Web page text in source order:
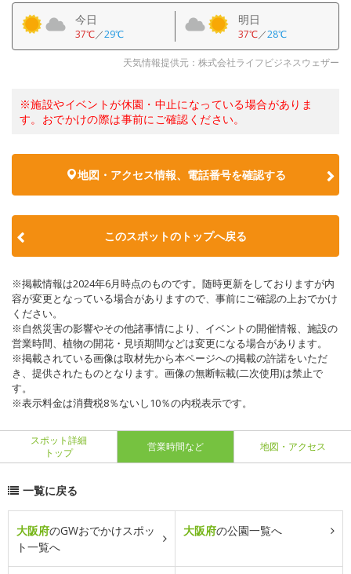
今日
37℃／29℃
明日
37℃／28℃
天気情報提供元：株式会社ライフビジネスウェザー
※施設やイベントが休園・中止になっている場合がありま
す。おでかけの際は事前にご確認ください。
地図・アクセス情報、電話番号を確認する
このスポットのトップへ戻る
※掲載情報は2024年6月時点のものです。随時更新をしておりますが内
容が変更となっている場合がありますので、事前にご確認の上おでかけ
ください。
※自然災害の影響やその他諸事情により、イベントの開催情報、施設の
営業時間、植物の開花・見頃期間などは変更になる場合があります。
※掲載されている画像は取材先から本ページへの掲載の許諾をいただ
き、提供されたものとなります。画像の無断転載(二次使用)は禁止で
す。
※表示料金は消費税8％ないし10％の内税表示です。
スポット詳細
トップ
営業時間など 地図・アクセス
一覧に戻る
大阪府のGWおでかけスポッ
ト一覧へ
大阪府の公園一覧へ